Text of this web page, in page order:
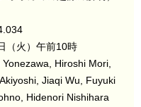
（火）午前10時
Hiroshi Mori,
Jiaqi Wu, Fuyuki
Hidenori Nishihara